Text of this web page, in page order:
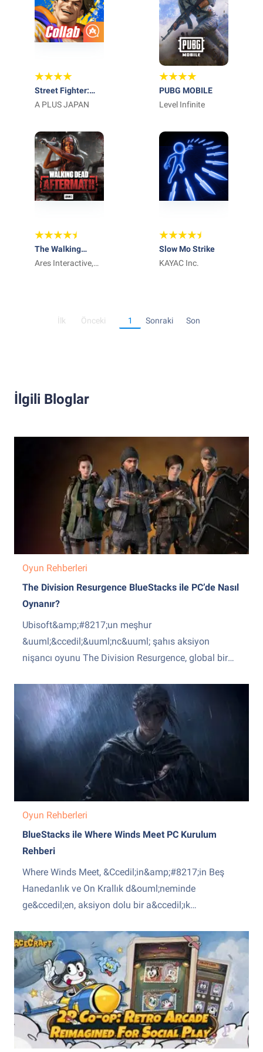
Street Fighter:
Duel
A PLUS JAPAN
PUBG MOBILE
Level Infinite
The Walking
Dead: Aftermath
Ares Interactive,
Slow Mo Strike
KAYAC Inc.
İlk Önceki 1 Sonraki Son
İlgili Bloglar
Oyun Rehberleri
The Division Resurgence BlueStacks ile PC’de Nasıl
Oynanır?
Ubisoft&amp;#8217;un meşhur
&uuml;&ccedil;&uuml;nc&uuml; şahıs aksiyon
nişancı oyunu The Division Resurgence, global bir
&ccedil;arpıcı bir a&ccedil;ık d&uuml;nya deneyimi
sunarak mobil platforma geliyor. Karanlık
B&ouml;lge (Dark Zone) ve rekabet&ccedil;i
Hakimiyet (Domination) modu da dahil olmak
&uuml;zere hem PvP hem de PvE modları sunan bu
Oyun Rehberleri
BlueStacks ile Where Winds Meet PC Kurulum
Rehberi
Where Winds Meet, &Ccedil;in&amp;#8217;in Beş
Hanedanlık ve On Krallık d&ouml;neminde
ge&ccedil;en, aksiyon dolu bir a&ccedil;ık
g&uuml;&ccedil; m&uuml;cadeleleri ve kahramanlık
&ouml;yk&uuml;leriyle dolu nefes kesici bir diyara
davet ediyor. Gen&ccedil; bir d&ouml;v&uuml;ş
sanat&ccedil;ısını y&ouml;netin, Wuxia
d&ouml;v&uuml;ş sanatında ustalaşın ve bu canlı
d&uuml;nyanın k&uuml;lt&uuml;rel zenginliğini
keşfedin. Sakin...